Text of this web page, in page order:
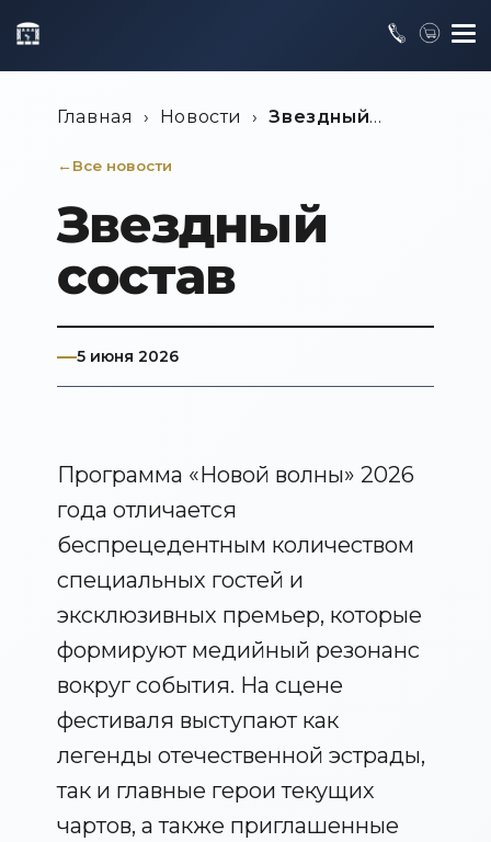
Главная › Новости ›Звездный
Все новости
Звездный
состав
5 июня 2026
Программа «Новой волны» 2026
года отличается
беспрецедентным количеством
специальных гостей и
эксклюзивных премьер, которые
формируют медийный резонанс
вокруг события. На сцене
фестиваля выступают как
легенды отечественной эстрады,
так и главные герои текущих
чартов, а также приглашенные